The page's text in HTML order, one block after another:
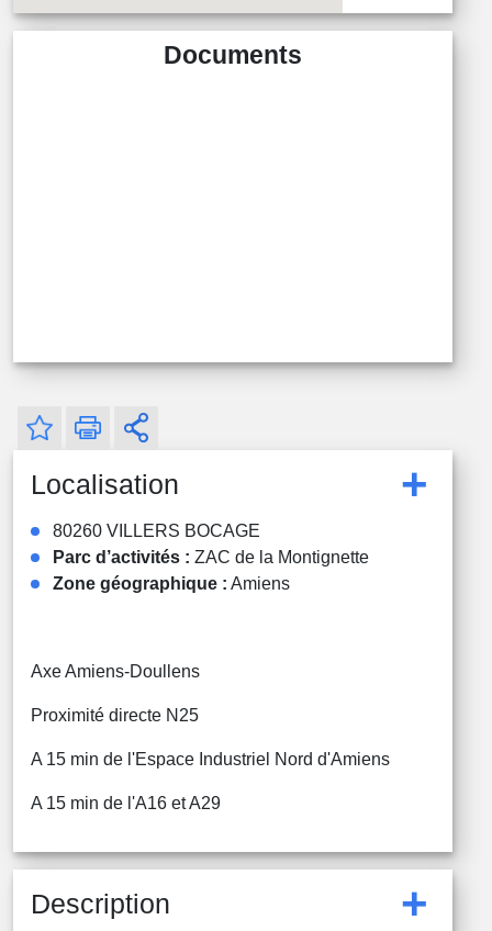
Documents
Localisation +
80260 VILLERS BOCAGE
Parc d’activités : ZAC de la Montignette
Zone géographique : Amiens
Axe Amiens-Doullens
Proximité directe N25
A 15 min de l'Espace Industriel Nord d'Amiens
A 15 min de l'A16 et A29
Description +